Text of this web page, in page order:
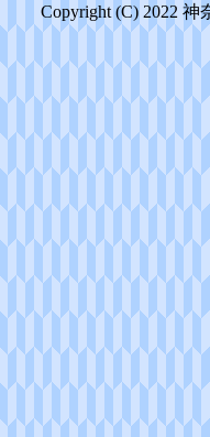
Copyright (C) 2022 神